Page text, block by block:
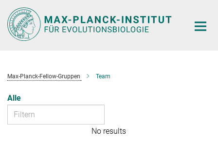
Hauptinhalt
Max-Planck-Fellow-Gruppen Team
Alle
No results